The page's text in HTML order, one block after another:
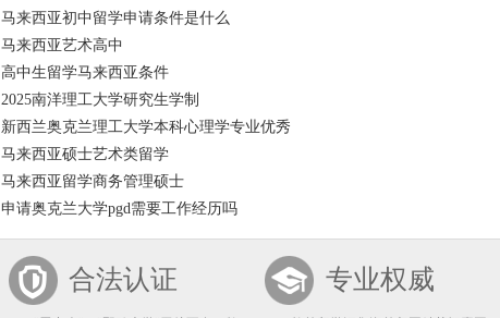
马来西亚初中留学申请条件是什么
马来西亚艺术高中
高中生留学马来西亚条件
2025南洋理工大学研究生学制
新西兰奥克兰理工大学本科心理学专业优秀
马来西亚硕士艺术类留学
马来西亚留学商务管理硕士
申请奥克兰大学pgd需要工作经历吗
合法认证 专业权威